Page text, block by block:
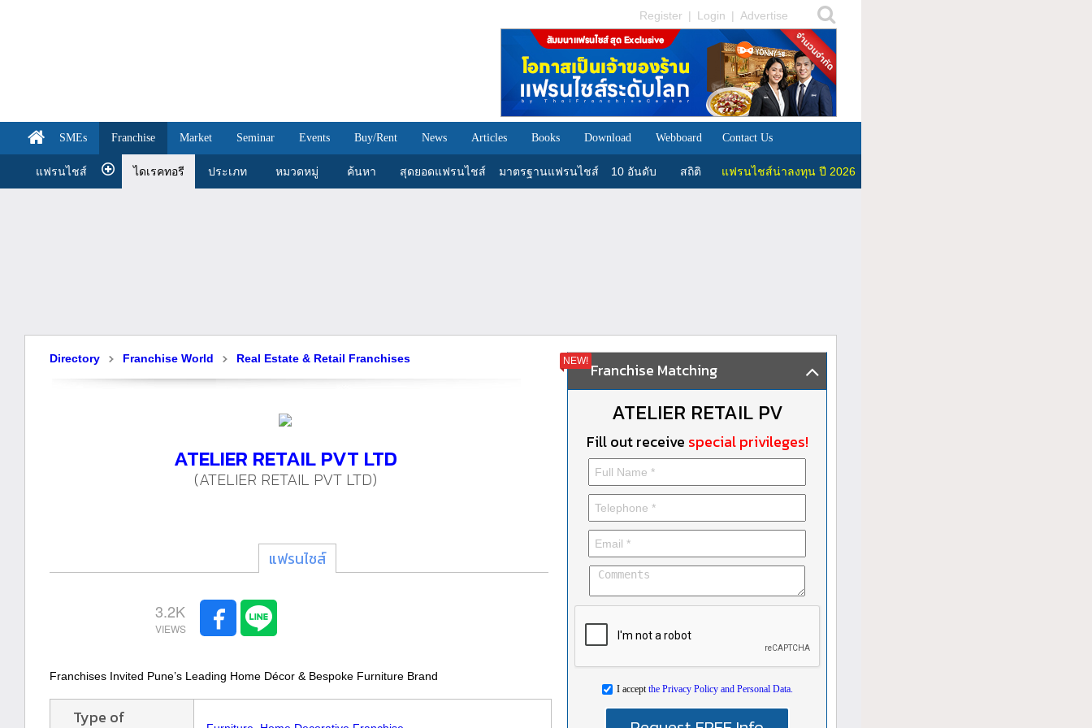
Register | Login | Advertise
SMEs Franchise Market Seminar Events Buy/Rent News Articles Books Download Webboard Contact Us
แฟรนไชส์ ไดเรคทอรี ประเภท หมวดหมู่ ค้นหา สุดยอดแฟรนไชส์ มาตรฐานแฟรนไชส์ 10 อันดับ สถิติ แฟรนไชส์น่าลงทุน ปี 2026
Directory Franchise World Real Estate & Retail Franchises
ATELIER RETAIL PVT LTD
(ATELIER RETAIL PVT LTD)
แฟรนไชส์
3.2K
Franchises Invited Pune’s Leading Home Décor & Bespoke Furniture Brand
Type of
NEW! Franchise Matching
ATELIER RETAIL PV
Fill out receive special privileges!
I acceptthe Privacy Policy and Personal Data.